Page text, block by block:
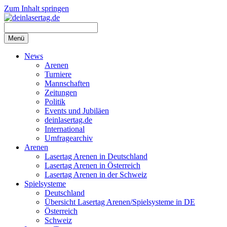
Zum Inhalt springen
Menü
News
Arenen
Turniere
Mannschaften
Zeitungen
Politik
Events und Jubiläen
deinlasertag.de
International
Umfragearchiv
Arenen
Lasertag Arenen in Deutschland
Lasertag Arenen in Österreich
Lasertag Arenen in der Schweiz
Spielsysteme
Deutschland
Übersicht Lasertag Arenen/Spielsysteme in DE
Österreich
Schweiz